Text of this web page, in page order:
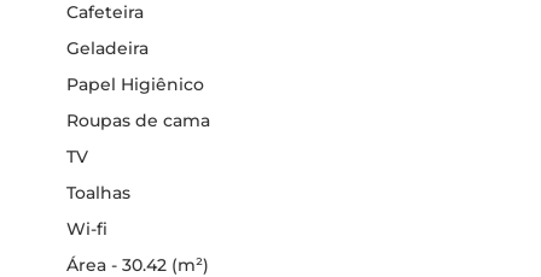
Cafeteira
Geladeira
Papel Higiênico
Roupas de cama
TV
Toalhas
Wi-fi
Área - 30.42 (m²)